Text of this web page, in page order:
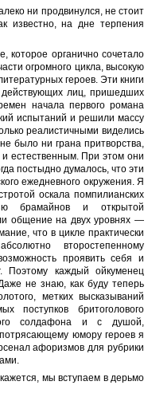
ни продвинулся, не стоит
известно, на дне терпения
которое органично сочетало
огромного цикла, высокую
героев. Эти книги
лиц, пришедших
начала первого романа
испытаний и решили массу
реалистичными виделись
было ни грана притворства,
естественным. При этом они
постыдно думалось, что эти
ежедневного окружения. Я
оскала помпилианских
брамайнов и открытой
общение на двух уровнях —
что в цикле практически
второстепенному
проявить себя и
Поэтому каждый ойкуменец
не знаю, как буду теперь
метких высказываний
поступков бритоголового
солдафона и с душой,
юмору героев я
афоризмов для рубрики
мы вступаем в дерьмо